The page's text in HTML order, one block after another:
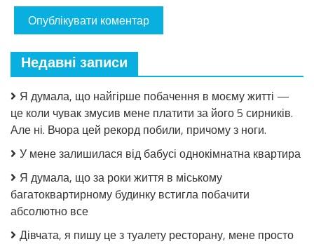
Недавні записи
Я думала, що найгірше побачення в моєму житті —
це коли чувак змусив мене платити за його 5 сирників.
Але ні. Вчора цей рекорд побили, причому з ноги.
У мене залишилася від бабусі однокімнатна квартира
Я думала, що за роки життя в міському
багатоквартирному будинку встигла побачити
абсолютно все
Дівчата, я пишу це з туалету ресторану, мене просто